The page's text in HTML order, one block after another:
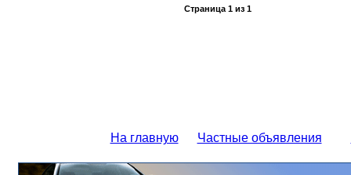
Страница 1из 1
На главную Частные объявления